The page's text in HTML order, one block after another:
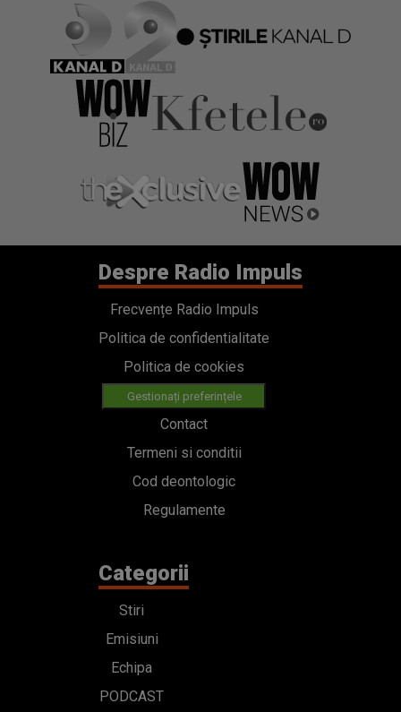
Despre Radio Impuls
Frecvențe Radio Impuls
Politica de confidentialitate
Politica de cookies
Gestionați preferințele
Contact
Termeni si conditii
Cod deontologic
Regulamente
Categorii
Stiri
Emisiuni
Echipa
PODCAST